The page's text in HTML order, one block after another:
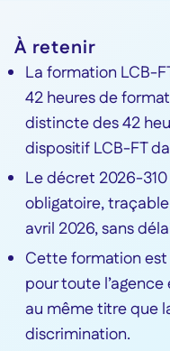
À retenir
La formation LCB-
42 heures de
distincte des 42
dispositif LCB-FT
Le décret 2026-
obligatoire,
avril 2026, sans
Cette formation
pour toute
au même titre que
discrimination.